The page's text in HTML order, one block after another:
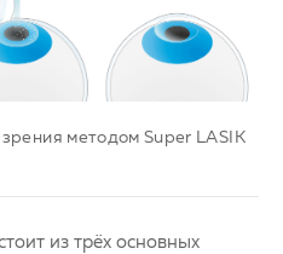
методом Super LASIK
из трёх основных